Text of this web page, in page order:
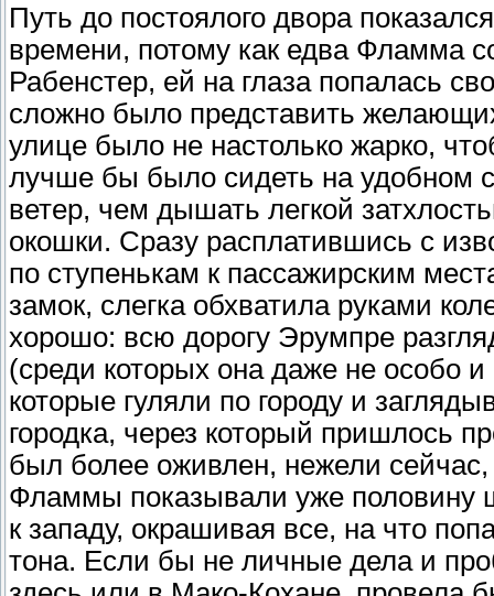
Путь до постоялого двора
времени, потому как едва Фламма
Рабенстер, ей на глаза попалась
сложно было представить
улице было не настолько жарко,
лучше бы было сидеть на удобном
ветер, чем дышать легкой
окошки. Сразу расплатившись с
по ступенькам к пассажирским
замок, слегка обхватила руками
хорошо: всю дорогу Эрумпре
(среди которых она даже не особо
которые гуляли по городу и
городка, через который пришлось
был более оживлен, нежели
Фламмы показывали уже половину
к западу, окрашивая все, на что
тона. Если бы не личные дела и